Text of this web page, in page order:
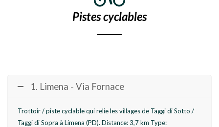
Pistes cyclables
1. Limena - Via Fornace
Trottoir / piste cyclable qui relie les villages de Taggi di Sotto /
Taggi di Sopra à Limena (PD). Distance: 3,7 km Type: